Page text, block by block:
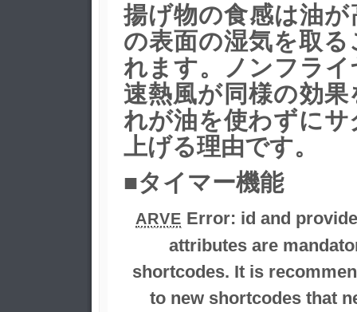
揚げ物の食感は油が
の表面の湿気を取
れます。ノンフラ
速熱風が同様の効
れが油を使わずに
上げる理由です。
■タイマー機能
ARVE Error: id and
attributes are
shortcodes. It is
to new shortcodes that